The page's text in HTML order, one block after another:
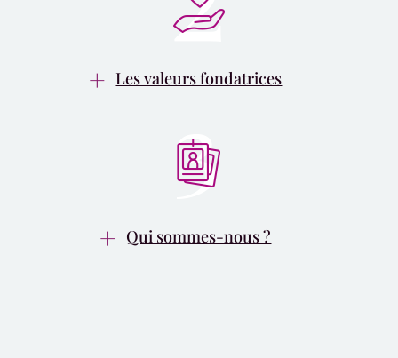
Les valeurs fondatrices
Qui sommes-nous ?